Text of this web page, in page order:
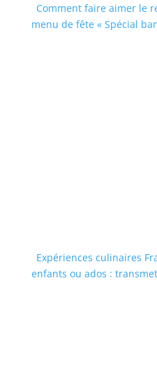
Comment faire aimer le
menu de fête « Spécial
Expériences culinaires
enfants ou ados :